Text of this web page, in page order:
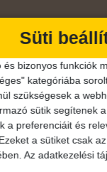
Süti
és bizonyos funkciók
kategóriába
szükségesek a
sütik segítenek
a preferenciáit és
a sütiket csak
Az adatkezelési